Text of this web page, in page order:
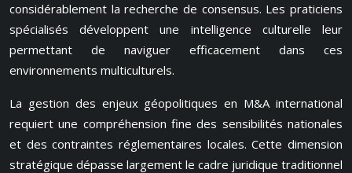
considérablement la recherche de consensus. Les praticiens
spécialisés développent une intelligence culturelle leur
permettant de naviguer efficacement dans ces
environnements multiculturels.
La gestion des enjeux géopolitiques en M&A international
requiert une compréhension fine des sensibilités nationales
et des contraintes réglementaires locales. Cette dimension
stratégique dépasse largement le cadre juridique traditionnel